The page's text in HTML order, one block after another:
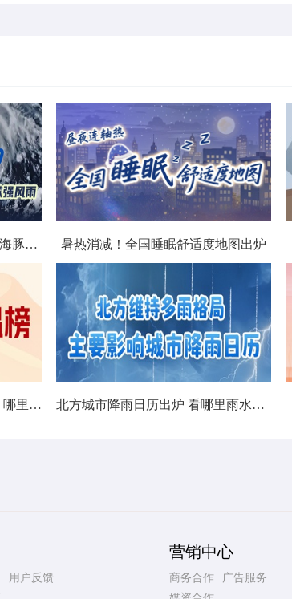
台风数字画像：马拉松台风“白海豚”将影响十余省份 暑热消减！全国睡眠舒适度地图出炉
数据看今年7月哪里热到破纪录 哪里暑热连轴转 北方城市降雨日历出炉 看哪里雨水超长待机
用户反馈
营销中心
商务合作
广告服务